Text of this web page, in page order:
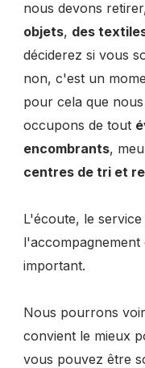
nous devons
objets, des
déciderez si vous
non, c'est un
pour cela que
occupons de tout
encombrants,
centres de tri et
L'écoute, le
important.
Nous pourrons
convient le mieux
vous pouvez être